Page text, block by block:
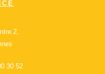
2,
30 52